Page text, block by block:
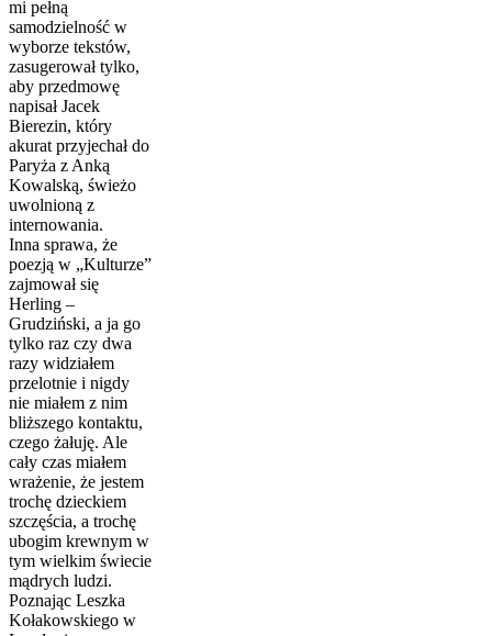
mi pełną
samodzielność w
wyborze tekstów,
zasugerował tylko,
aby przedmowę
napisał Jacek
Bierezin, który
akurat przyjechał do
Paryża z Anką
Kowalską, świeżo
uwolnioną z
internowania.
Inna sprawa, że
poezją w „Kulturze”
zajmował się
Herling –
Grudziński, a ja go
tylko raz czy dwa
razy widziałem
przelotnie i nigdy
nie miałem z nim
bliższego kontaktu,
czego żałuję. Ale
cały czas miałem
wrażenie, że jestem
trochę dzieckiem
szczęścia, a trochę
ubogim krewnym w
tym wielkim świecie
mądrych ludzi.
Poznając Leszka
Kołakowskiego w